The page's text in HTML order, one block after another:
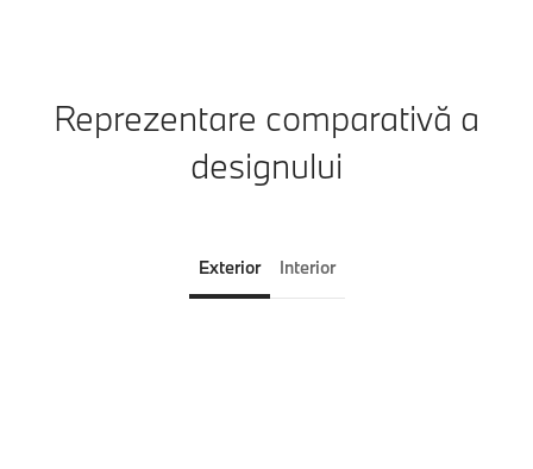
Reprezentare comparativă a
designului
Exterior Interior